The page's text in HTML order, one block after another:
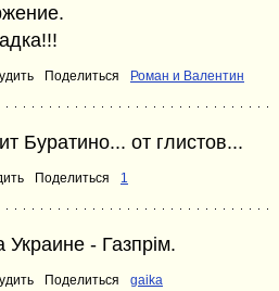
Поделиться Роман и Валентин
Буратино... от глистов...
Поделиться 1
- Газпрім.
Поделиться gaika